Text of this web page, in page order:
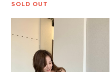
SOLD OUT